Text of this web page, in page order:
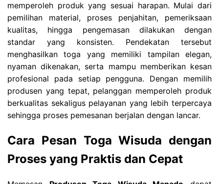
memperoleh produk yang sesuai harapan. Mulai dari
pemilihan material, proses penjahitan, pemeriksaan
kualitas, hingga pengemasan dilakukan dengan
standar yang konsisten. Pendekatan tersebut
menghasilkan toga yang memiliki tampilan elegan,
nyaman dikenakan, serta mampu memberikan kesan
profesional pada setiap pengguna. Dengan memilih
produsen yang tepat, pelanggan memperoleh produk
berkualitas sekaligus pelayanan yang lebih terpercaya
sehingga proses pemesanan berjalan dengan lancar.
Cara Pesan Toga Wisuda dengan
Proses yang Praktis dan Cepat